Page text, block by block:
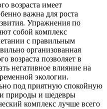
возраста имеет
важна для роста
Упражнения по
собой комплекс
с правильным
организованная
возраста позволяет в
негативное влияние на
экологии.
под приятную спокойную
природы и шедевры
комплекс лучше всего